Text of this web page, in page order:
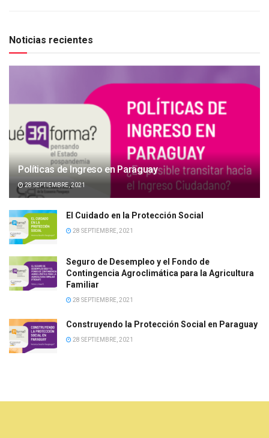
Noticias recientes
Políticas de Ingreso en Paraguay
28 SEPTIEMBRE, 2021
El Cuidado en la Protección Social
28 SEPTIEMBRE, 2021
Seguro de Desempleo y el Fondo de
Contingencia Agroclimática para la Agricultura
Familiar
28 SEPTIEMBRE, 2021
Construyendo la Protección Social en Paraguay
28 SEPTIEMBRE, 2021